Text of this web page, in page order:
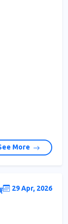
More
29 Apr, 2026